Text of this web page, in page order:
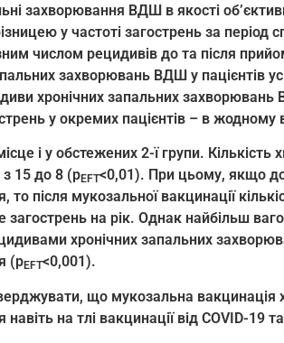
захворювання ВДШ в якості
у частоті загострень за
числом рецидивів до та після
захворювань ВДШ у пацієнтів
хронічних запальних
у окремих пацієнтів – в жодному
і у обстежених 2-ї групи.
15 до 8 (pEFT<0,01). При цьому, якщо до
то після мукозальної вакцинації
загострень на рік. Однак найбільш
хронічних запальних
(pEFT<0,001).
що мукозальна вакцинація
на тлі вакцинації від COVID-19